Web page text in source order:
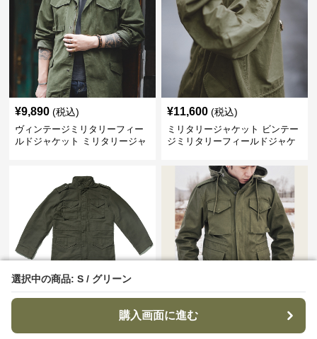
選択中の商品: S / グリーン
購入画面に進む
選択中の商品: S / グリーン
購入画面に進む
¥9,890 (税込)
ヴィンテージミリタリーフィー
ルドジャケット ミリタリージャ
¥11,600 (税込)
ミリタリージャケット ビンテー
ジミリタリーフィールドジャケ
ヴィンテージ風 ミリタリーフィ
ールドジャケット
四つポケット仕様フード付き防
寒ミリタリージャケット